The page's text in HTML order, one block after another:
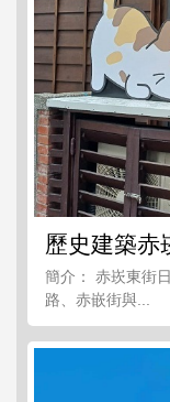
歷史建築赤
簡介： 赤崁東街
路、赤嵌街與...